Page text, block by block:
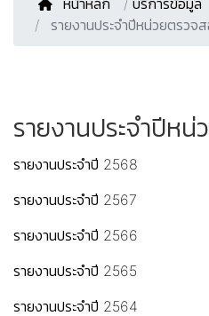
หน้าหลัก / บริการข้อมูล
รายงานประจำปีหน่วยตรวจ
รายงานประจำปีหน่
รายงานประจำปี 2568
รายงานประจำปี 2567
รายงานประจำปี 2566
รายงานประจำปี 2565
รายงานประจำปี 2564